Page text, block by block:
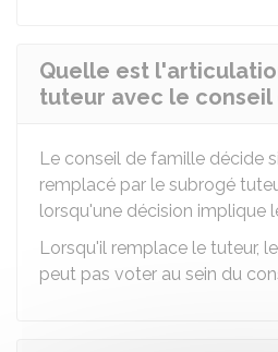
Quelle est
tuteur avec le conseil
Le conseil de famille décide
remplacé par le subrogé
lorsqu'une décision implique
Lorsqu'il remplace le tuteur,
peut pas voter au sein du